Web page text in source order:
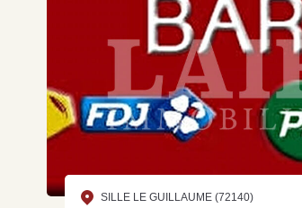
SILLE LE GUILLAUME (72140)